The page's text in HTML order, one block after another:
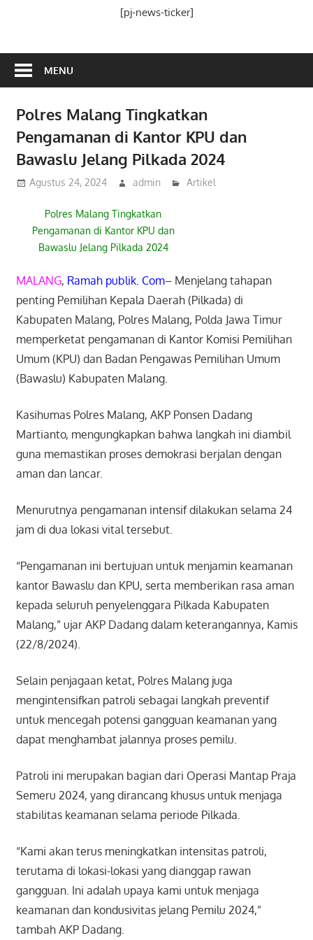
[pj-news-ticker]
MENU
Polres Malang Tingkatkan
Pengamanan di Kantor KPU dan
Bawaslu Jelang Pilkada 2024
Agustus 24, 2024 admin Artikel
Polres Malang Tingkatkan
Pengamanan di Kantor KPU dan
Bawaslu Jelang Pilkada 2024
MALANG, Ramah publik. Com– Menjelang tahapan
penting Pemilihan Kepala Daerah (Pilkada) di
Kabupaten Malang, Polres Malang, Polda Jawa Timur
memperketat pengamanan di Kantor Komisi Pemilihan
Umum (KPU) dan Badan Pengawas Pemilihan Umum
(Bawaslu) Kabupaten Malang.
Kasihumas Polres Malang, AKP Ponsen Dadang
Martianto, mengungkapkan bahwa langkah ini diambil
guna memastikan proses demokrasi berjalan dengan
aman dan lancar.
Menurutnya pengamanan intensif dilakukan selama 24
jam di dua lokasi vital tersebut.
“Pengamanan ini bertujuan untuk menjamin keamanan
kantor Bawaslu dan KPU, serta memberikan rasa aman
kepada seluruh penyelenggara Pilkada Kabupaten
Malang,” ujar AKP Dadang dalam keterangannya, Kamis
(22/8/2024).
Selain penjagaan ketat, Polres Malang juga
mengintensifkan patroli sebagai langkah preventif
untuk mencegah potensi gangguan keamanan yang
dapat menghambat jalannya proses pemilu.
Patroli ini merupakan bagian dari Operasi Mantap Praja
Semeru 2024, yang dirancang khusus untuk menjaga
stabilitas keamanan selama periode Pilkada.
“Kami akan terus meningkatkan intensitas patroli,
terutama di lokasi-lokasi yang dianggap rawan
gangguan. Ini adalah upaya kami untuk menjaga
keamanan dan kondusivitas jelang Pemilu 2024,”
tambah AKP Dadang.